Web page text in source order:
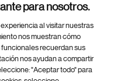
para nosotros.
al visitar nuestras
nos muestran cómo
funcionales recuerdan sus
nos ayudan a compartir
"Aceptar todo" para